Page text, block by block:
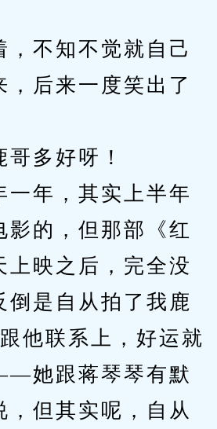
不知不觉就自己
，后来一度笑出了
多好呀！
年，其实上半年
影的，但那部《红
上映之后，完全没
倒是自从拍了我鹿
他联系上，好运就
她跟蒋琴琴有默
，但其实呢，自从